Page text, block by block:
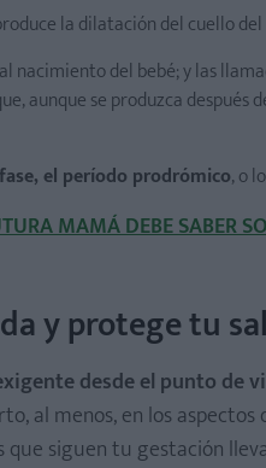
la dilatación del cuello
nacimiento del bebé; y las
aunque se produzca
el período prodrómico, o
MAMÁ DEBE SABER
y protege tu
desde el punto de
al menos, en los
que siguen tu gestación